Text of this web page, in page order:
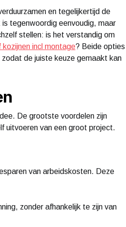
en tegelijkertijd de
tegenwoordig eenvoudig, maar
stellen: is het verstandig om
kozijnen incl montage? Beide opties
de juiste keuze gemaakt kan
De grootste voordelen zijn
uitvoeren van een groot project.
van arbeidskosten. Deze
zonder afhankelijk te zijn van